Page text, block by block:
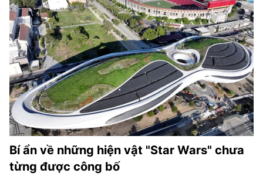
Bí ẩn về những hiện vật "Star Wars" chưa
từng được công bố